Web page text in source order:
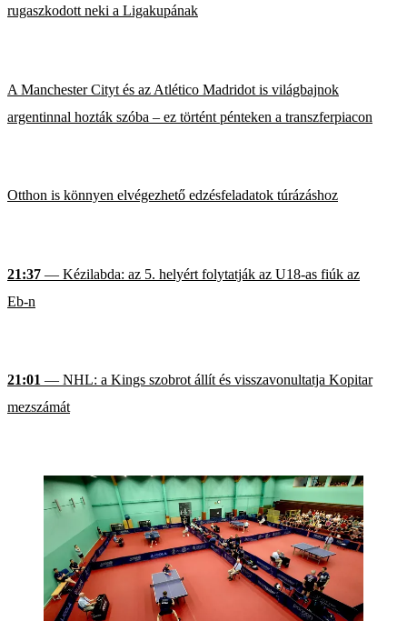
rugaszkodott neki a Ligakupának
A Manchester Cityt és az Atlético Madridot is világbajnok
argentinnal hozták szóba – ez történt pénteken a transzferpiacon
Otthon is könnyen elvégezhető edzésfeladatok túrázáshoz
21:37 — Kézilabda: az 5. helyért folytatják az U18-as fiúk az
Eb-n
21:01 — NHL: a Kings szobrot állít és visszavonultatja Kopitar
mezszámát